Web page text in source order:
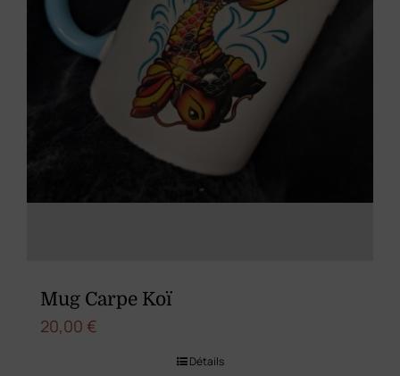
Mug Carpe Koï
20,00 €
Détails